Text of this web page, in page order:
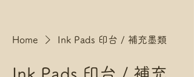
Home Ink Pads 印台 / 補充墨類
Ink Pads 印台 / 補充